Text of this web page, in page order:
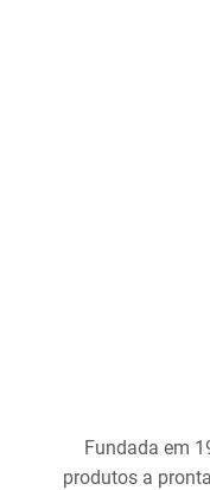
Fundada em
produtos a